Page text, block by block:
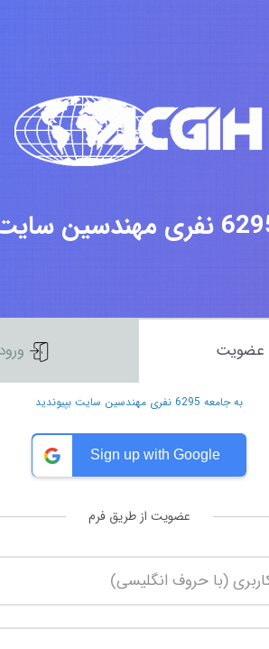
به جامعه 6295 نفری مهندسین سایت بپیوندید
Sign up with Google
عضویت از طریق فرم